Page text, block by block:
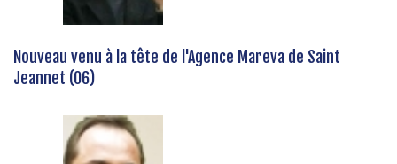
Nouveau venu à la tête de l'Agence Mareva de Saint
Jeannet (06)